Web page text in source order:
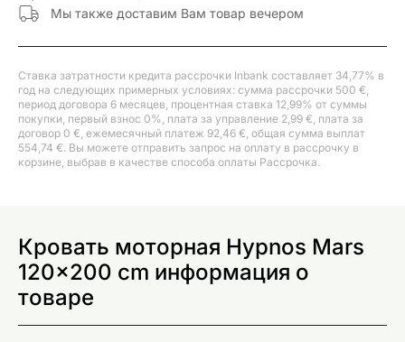
Мы также доставим Вам товар вечером
Ставка затратности кредита рассрочки Inbank составляет 34,77% в
год на следующих примерных условиях: сумма рассрочки 500 €,
период договора 6 месяцев, процентная ставка 12,99% от суммы
покупки, первый взнос 0%, плата за управление 2,99 €, плата за
договор 0 €, ежемесячный платеж 92,46 €, общая сумма выплат
554,74 €. Вы можете отправить запрос на оплату в рассрочку в
корзине, выбрав в качестве способа оплаты Рассрочка.
Кровать моторная Hypnos Mars
120x200 cm информация о
товаре